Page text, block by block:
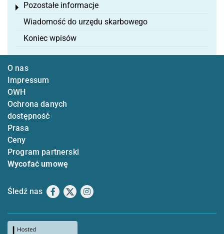
Pozostałe informacje
Toggle menu
Wiadomość do urzędu skarbowego
Koniec wpisów
O nas
Impressum
OWH
Ochrona danych
dostępność
Prasa
Ceny
Program partnerski
Wycofać umowę
Śledź nas Facebook
X Instagram